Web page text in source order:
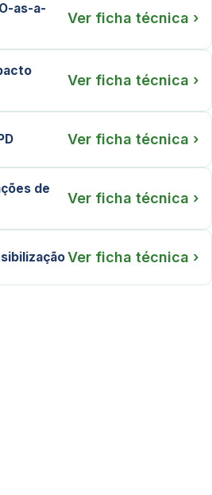
as-a-
Ver ficha técnica ›
Ver ficha técnica ›
Ver ficha técnica ›
de
Ver ficha técnica ›
Ver ficha técnica ›